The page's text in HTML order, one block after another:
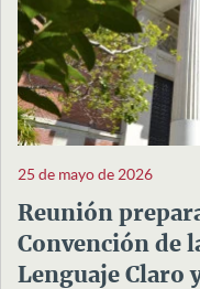
25 de mayo de 2026
Reunión
Convención de
Lenguaje Claro